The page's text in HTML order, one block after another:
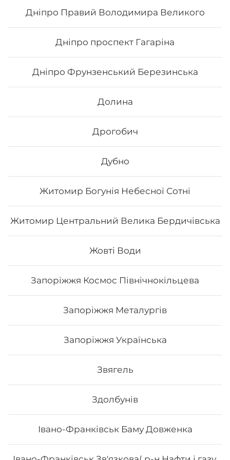
Дніпро Правий Володимира Великого
Дніпро проспект Гагаріна
Дніпро Фрунзенський Березинська
Долина
Дрогобич
Дубно
Житомир Богунія Небесної Сотні
Житомир Центральний Велика Бердичівська
Жовті Води
Запоріжжя Космос Північнокільцева
Запоріжжя Металургів
Запоріжжя Українська
Звягель
Здолбунів
Івано-Франківськ Баму Довженка
268₴
Хоші
Вага: 310 г Склад: норі, рис, сир філадельфія, тобіко,
222
Ямірол